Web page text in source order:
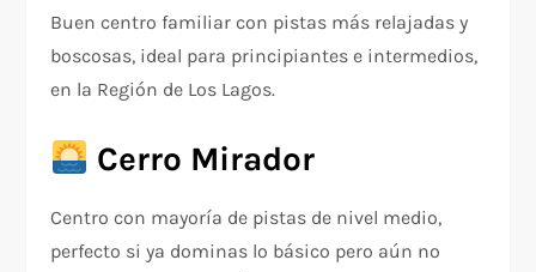
Buen centro familiar con pistas más relajadas y
boscosas, ideal para principiantes e intermedios,
en la Región de Los Lagos.
Cerro Mirador
Centro con mayoría de pistas de nivel medio,
perfecto si ya dominas lo básico pero aún no